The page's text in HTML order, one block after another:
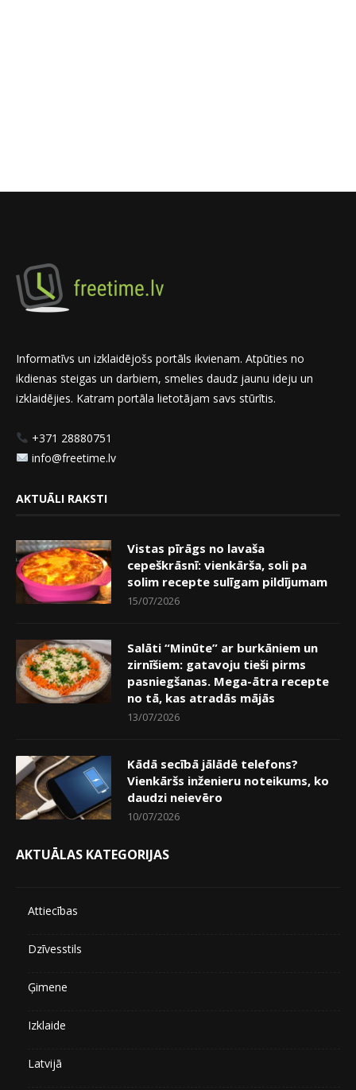
Informatīvs un izklaidējošs portāls ikvienam. Atpūties no
ikdienas steigas un darbiem, smelies daudz jaunu ideju un
izklaidējies. Katram portāla lietotājam savs stūrītis.
+371 28880751
info@freetime.lv
AKTUĀLI RAKSTI
Vistas pīrāgs no lavaša
cepeškrāsnī: vienkārša, soli pa
solim recepte sulīgam pildījumam
15/07/2026
Salāti “Minūte” ar burkāniem un
zirnīšiem: gatavoju tieši pirms
pasniegšanas. Mega-ātra recepte
no tā, kas atradās mājās
13/07/2026
Kādā secībā jālādē telefons?
Vienkāršs inženieru noteikums, ko
daudzi neievēro
10/07/2026
AKTUĀLAS KATEGORIJAS
Attiecības
Dzīvesstils
Ģimene
Izklaide
Latvijā